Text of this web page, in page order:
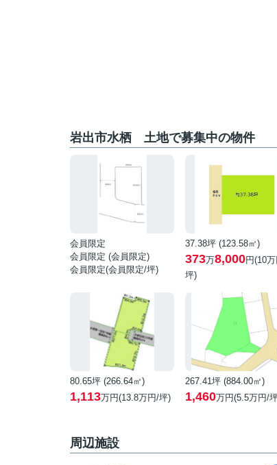
岩出市水栖 土地で募集中の物件
会員限定
会員限定 (会員限定)
会員限定(会員限定/坪)
37.38坪 (123.58㎡)
373万8,000円(10
坪)
80.65坪 (266.64㎡)
1,113万円(13.8万円/坪)
267.41坪 (884.00㎡)
1,460万円(5.5万円/
周辺施設